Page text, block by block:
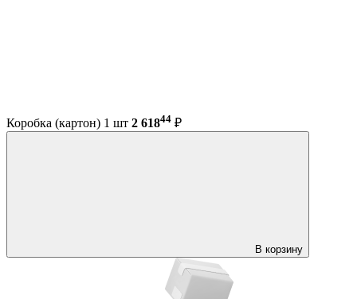
Коробка (картон) 1 шт 2 61844 ₽
В корзину